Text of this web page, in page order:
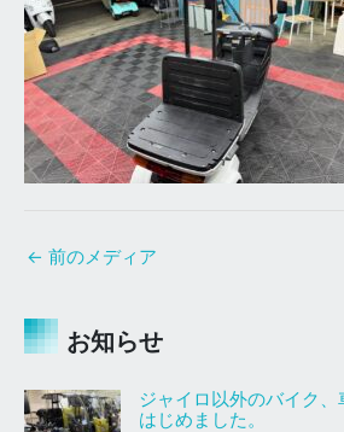
← 前のメディア
お知らせ
ジャイロ以外のバイク
はじめました。